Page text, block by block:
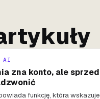
AI
zna konto, ale
funkcję, która